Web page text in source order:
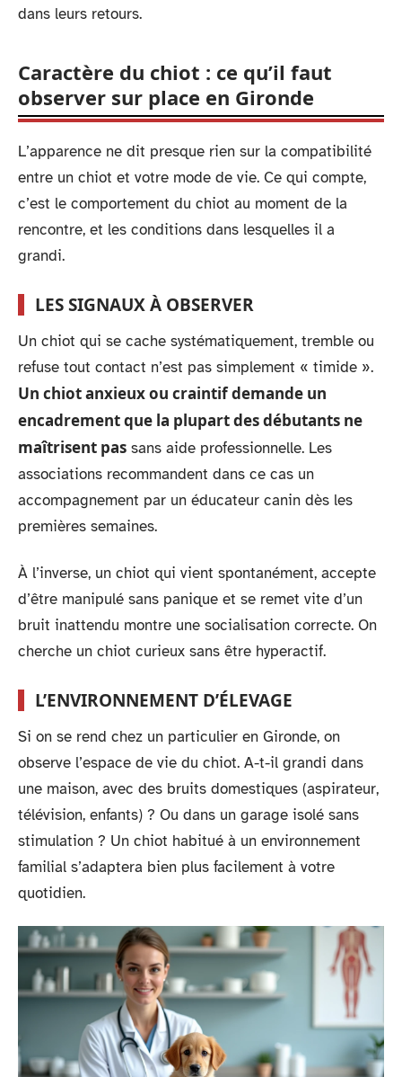
dans leurs retours.
Caractère du chiot : ce qu’il faut
observer sur place en Gironde
L’apparence ne dit presque rien sur la compatibilité
entre un chiot et votre mode de vie. Ce qui compte,
c’est le comportement du chiot au moment de la
rencontre, et les conditions dans lesquelles il a
grandi.
LES SIGNAUX À OBSERVER
Un chiot qui se cache systématiquement, tremble ou
refuse tout contact n’est pas simplement « timide ».
Un chiot anxieux ou craintif demande un
encadrement que la plupart des débutants ne
maîtrisent pas sans aide professionnelle. Les
associations recommandent dans ce cas un
accompagnement par un éducateur canin dès les
premières semaines.
À l’inverse, un chiot qui vient spontanément, accepte
d’être manipulé sans panique et se remet vite d’un
bruit inattendu montre une socialisation correcte. On
cherche un chiot curieux sans être hyperactif.
L’ENVIRONNEMENT D’ÉLEVAGE
Si on se rend chez un particulier en Gironde, on
observe l’espace de vie du chiot. A-t-il grandi dans
une maison, avec des bruits domestiques (aspirateur,
télévision, enfants) ? Ou dans un garage isolé sans
stimulation ? Un chiot habitué à un environnement
familial s’adaptera bien plus facilement à votre
quotidien.